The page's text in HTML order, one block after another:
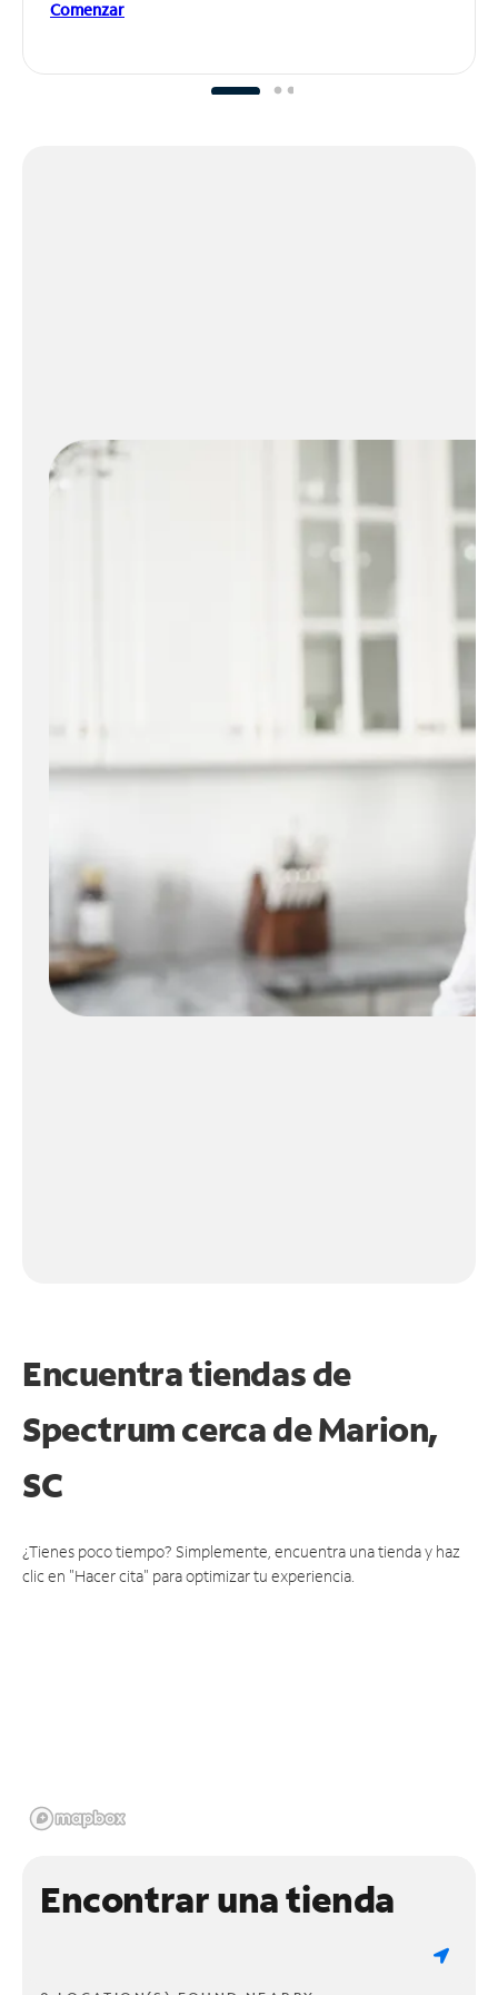
Comenzar
Encuentra tiendas de
Spectrum cerca deMarion,
SC
¿Tienes poco tiempo? Simplemente, encuentra una tienda y haz
clic en "Hacer cita" para optimizar tu experiencia.
Encontrar una tienda